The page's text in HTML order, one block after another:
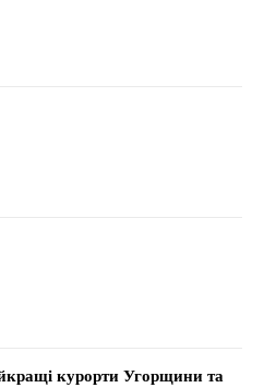
курорти Угорщини та